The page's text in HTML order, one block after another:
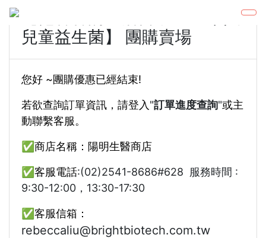
兒童益生菌】 團購賣場
您好 ~團購優惠已經結束!
若欲查詢訂單資訊，請登入 "訂單進度查詢"或主
動聯繫客服。
✅商店名稱：陽明生醫商店
✅客服電話:(02)2541-8686#628 服務時間 :
9:30-12:00，13:30-17:30
✅客服信箱：
rebeccaliu@brightbiotech.com.tw